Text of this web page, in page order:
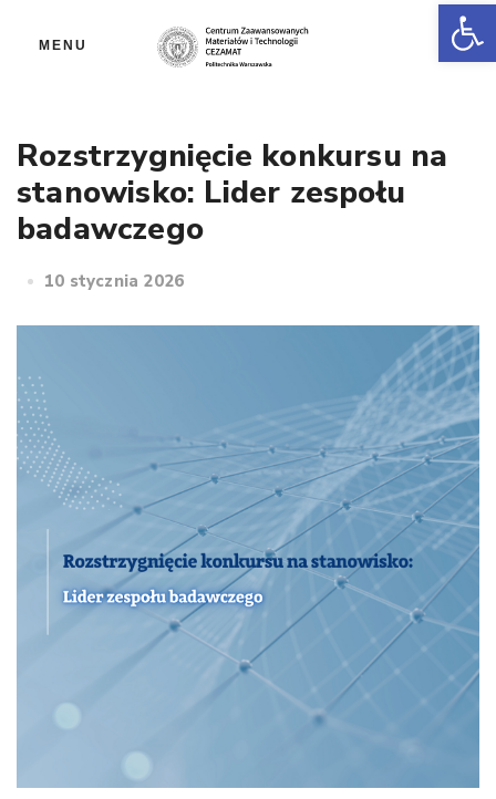
MENU
Rozstrzygnięcie konkursu na
stanowisko: Lider zespołu
badawczego
10 stycznia 2026